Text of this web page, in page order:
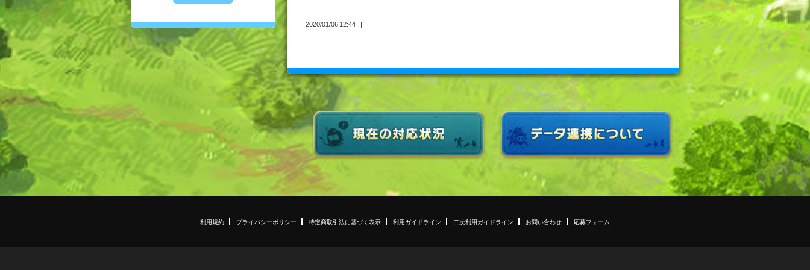
2020/01/06 12:44
利用規約 プライバシーポリシー 特定商取引法に基づく表示 利用ガイドライン 二次利用ガイドライン お問い合わせ 応募フォーム